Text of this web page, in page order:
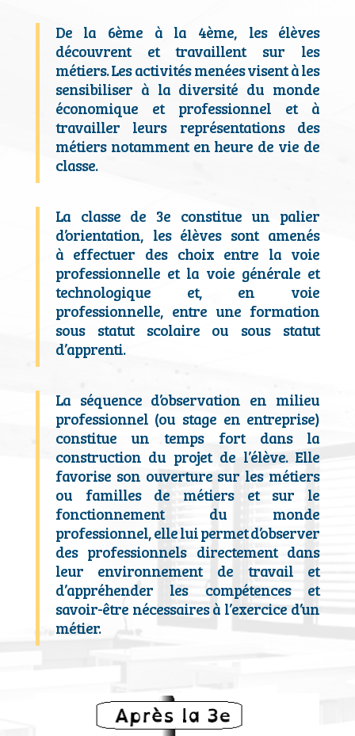
De la 6ème à la 4ème, les élèves
découvrent et travaillent sur les
métiers.Les activités menées visent à les
sensibiliser à la diversité du monde
économique et professionnel et à
travailler leurs représentations des
métiers notamment en heure de vie de
classe.
La classe de 3e constitue un palier
d’orientation, les élèves sont amenés
à effectuer des choix entre la voie
professionnelle et la voie générale et
technologique et, en voie
professionnelle, entre une formation
sous statut scolaire ou sous statut
d’apprenti.
La séquence d’observation en milieu
professionnel (ou stage en entreprise)
constitue untemps fort dans la
construction du projet de l’élève. Elle
favorise son ouverture sur les métiers
ou familles de métiers et sur le
fonctionnement du monde
professionnel, elle lui permet d’observer
des professionnels directement dans
leur environnement de travail et
d’appréhender les compétences et
savoir-être nécessaires à l’exercice d’un
métier.